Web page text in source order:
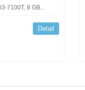
7100T, 8 GB...
Detail